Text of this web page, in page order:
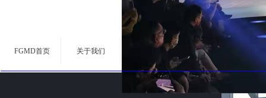
FGMD首页 关于我们 活动案例